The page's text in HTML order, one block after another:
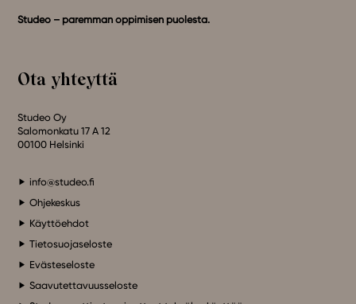
Studeo – paremman oppimisen puolesta.
Ota yhteyttä
Studeo Oy
Salomonkatu 17 A 12
00100 Helsinki
info@studeo.fi
Ohjekeskus
Käyttöehdot
Tietosuojaseloste
Evästeseloste
Saavutettavuusseloste